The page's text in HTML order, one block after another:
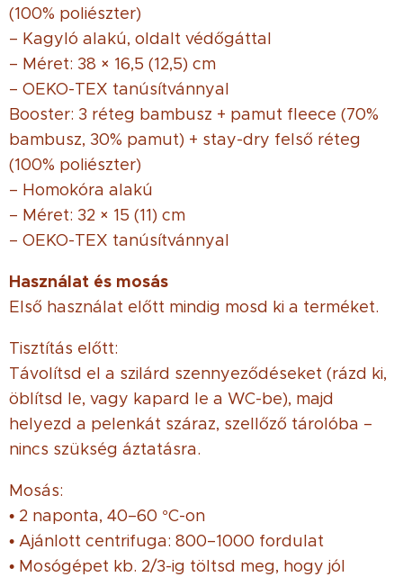
(100% poliészter)
– Kagyló alakú, oldalt védőgáttal
– Méret: 38 × 16,5 (12,5) cm
– OEKO-TEX tanúsítvánnyal
Booster: 3 réteg bambusz + pamut fleece (70%
bambusz, 30% pamut) + stay-dry felső réteg
(100% poliészter)
– Homokóra alakú
– Méret: 32 × 15 (11) cm
– OEKO-TEX tanúsítvánnyal
Használat és mosás
Első használat előtt mindig mosd ki a terméket.
Tisztítás előtt:
Távolítsd el a szilárd szennyeződéseket (rázd ki,
öblítsd le, vagy kapard le a WC-be), majd
helyezd a pelenkát száraz, szellőző tárolóba –
nincs szükség áztatásra.
Mosás:
• 2 naponta, 40–60 °C-on
• Ajánlott centrifuga: 800–1000 fordulat
• Mosógépet kb. 2/3-ig töltsd meg, hogy jól